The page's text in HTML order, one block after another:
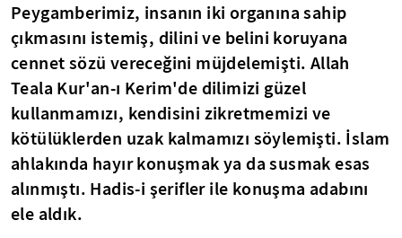
Peygamberimiz, insanın iki organına sahip
çıkmasını istemiş, dilini ve belini koruyana
cennet sözü vereceğini müjdelemişti. Allah
Teala Kur'an-ı Kerim'de dilimizi güzel
kullanmamızı, kendisini zikretmemizi ve
kötülüklerden uzak kalmamızı söylemişti. İslam
ahlakında hayır konuşmak ya da susmak esas
alınmıştı. Hadis-i şerifler ile konuşma adabını
ele aldık.